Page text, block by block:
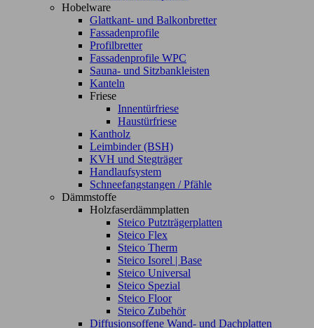
Hobelware
Glattkant- und Balkonbretter
Fassadenprofile
Profilbretter
Fassadenprofile WPC
Sauna- und Sitzbankleisten
Kanteln
Friese
Innentürfriese
Haustürfriese
Kantholz
Leimbinder (BSH)
KVH und Stegträger
Handlaufsystem
Schneefangstangen / Pfähle
Dämmstoffe
Holzfaserdämmplatten
Steico Putzträgerplatten
Steico Flex
Steico Therm
Steico Isorel | Base
Steico Universal
Steico Spezial
Steico Floor
Steico Zubehör
Diffusionsoffene Wand- und Dachplatten